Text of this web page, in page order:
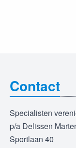
Contact
Specialisten
p/a Delissen
Sportlaan 40